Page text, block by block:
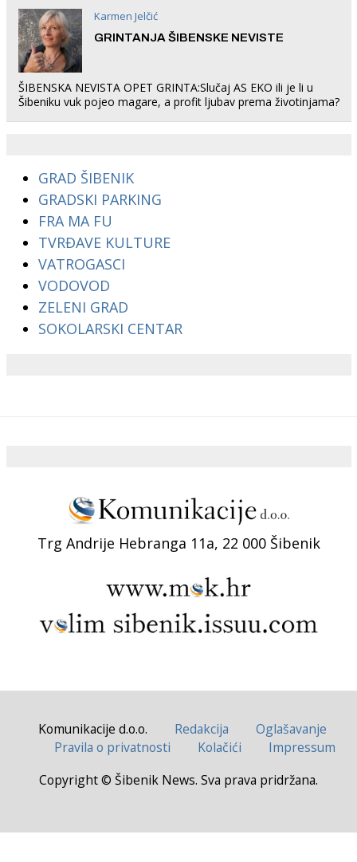
Karmen Jelčić
GRINTANJA ŠIBENSKE NEVISTE
ŠIBENSKA NEVISTA OPET GRINTA:Slučaj AS EKO ili je li u
Šibeniku vuk pojeo magare, a profit ljubav prema životinjama?
GRAD ŠIBENIK
GRADSKI PARKING
FRA MA FU
TVRĐAVE KULTURE
VATROGASCI
VODOVOD
ZELENI GRAD
SOKOLARSKI CENTAR
Trg Andrije Hebranga 11a, 22 000 Šibenik
Komunikacije d.o.o. Redakcija
Oglašavanje
Pravila o privatnosti
Kolačići
Impressum
Copyright © Šibenik News. Sva prava pridržana.